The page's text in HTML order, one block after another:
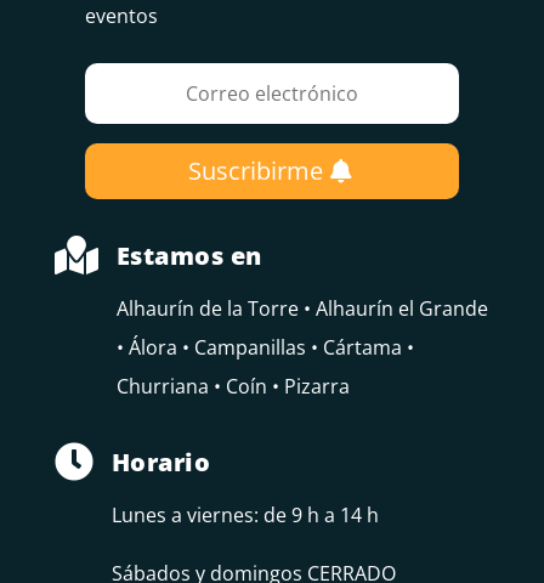
eventos
Suscribirme
 Estamos en
Alhaurín de la Torre • Alhaurín el Grande
• Álora • Campanillas • Cártama •
Churriana • Coín • Pizarra
 Horario
Lunes a viernes: de 9 h a 14 h
Sábados y domingos CERRADO